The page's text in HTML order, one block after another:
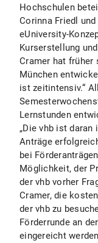
Hochschulen
Corinna Friedl
eUniversity-
Kurserstellung
Cramer hat früher
München
ist zeitintensiv.“
Lernstunden
„Die vhb ist
Anträge
bei
Möglichkeit, der
der vhb vorher
Cramer, die
der vhb zu
Förderrunde an
eingereicht